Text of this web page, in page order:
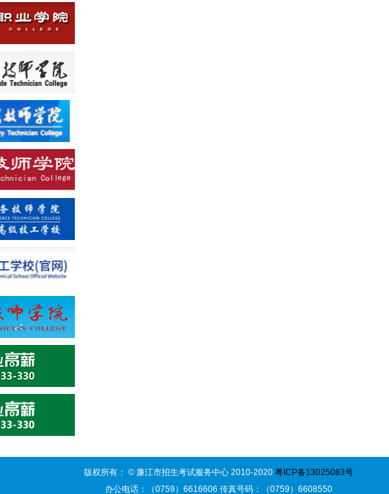
版权所有： © 廉江市招生考试服务中心 2010-2020 粤ICP备13025083号
办公电话：（0759）6616606 传真号码：（0759）6608550